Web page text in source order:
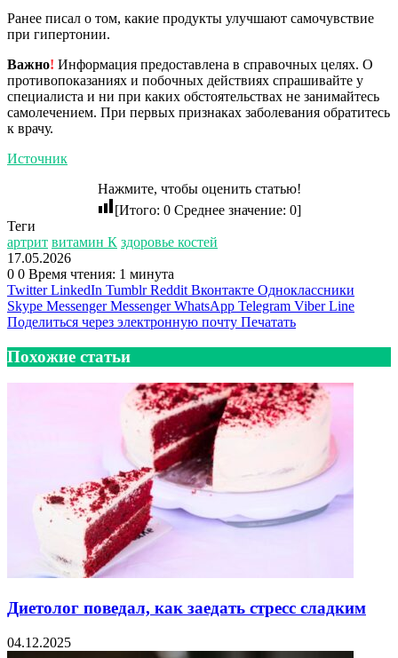
Ранее писал о том, какие продукты улучшают самочувствие
при гипертонии.
Важно! Информация предоставлена в справочных целях. О
противопоказаниях и побочных действиях спрашивайте у
специалиста и ни при каких обстоятельствах не занимайтесь
самолечением. При первых признаках заболевания обратитесь
к врачу.
Источник
Нажмите, чтобы оценить статью!
[Итого: 0 Среднее значение: 0]
Теги
артрит витамин К здоровье костей
17.05.2026
0 0 Время чтения: 1 минута
Twitter LinkedIn Tumblr Reddit Вконтакте Одноклассники
Skype Messenger Messenger WhatsApp Telegram Viber Line
Поделиться через электронную почту Печатать
Похожие статьи
Диетолог поведал, как заедать стресс сладким
04.12.2025